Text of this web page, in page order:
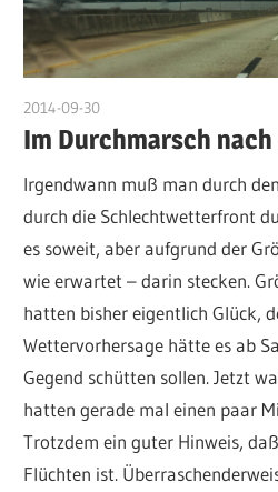
2014-09-30
Im Durchmarsch
Irgendwann muß man durch
durch die Schlechtwetterfront
es soweit, aber aufgrund der
wie erwartet – darin stecken.
hatten bisher eigentlich Glück,
Wettervorhersage hätte es ab
Gegend schütten sollen. Jetzt
hatten gerade mal einen paar
Trotzdem ein guter Hinweis,
Flüchten ist.